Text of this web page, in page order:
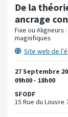
De la
ancrage
Fixe ou Aligneurs
magnifiques
Site web de
27 Septembre
09h00 - 18h00
SFODF
15 Rue du Louvre